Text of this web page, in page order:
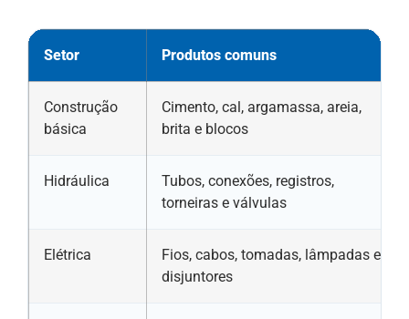
Setor Produtos comuns
Construção
básica
Cimento, cal, argamassa, areia,
brita e blocos
Hidráulica
Tubos, conexões, registros,
torneiras e válvulas
Elétrica
Fios, cabos, tomadas, lâmpadas e
disjuntores